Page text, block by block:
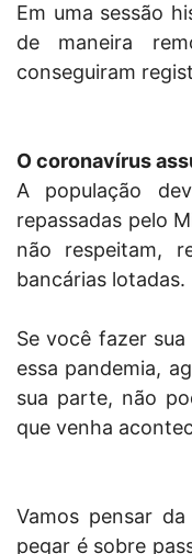
Em uma sessão
de maneira
conseguiram
O coronavírus
A população
repassadas pelo
não respeitam,
bancárias lotadas.
Se você fazer
essa pandemia,
sua parte, não
que venha
Vamos pensar
pegar é sobre